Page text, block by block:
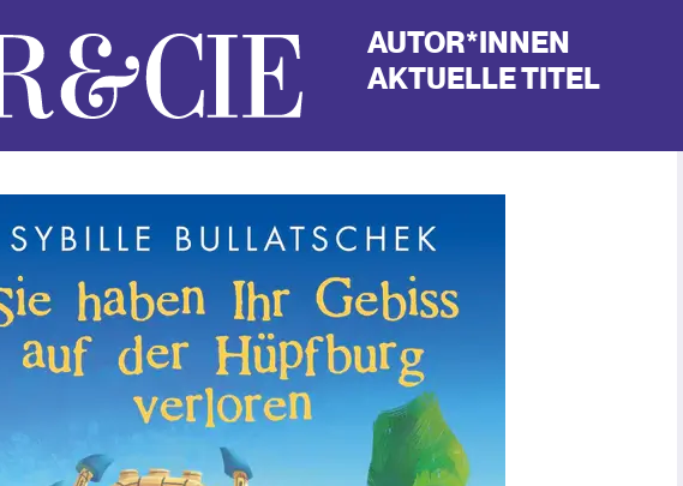
AUTOR*INNEN
AKTUELLE TITEL